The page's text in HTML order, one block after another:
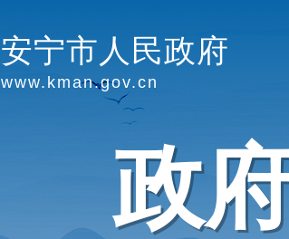
安宁市人民政府
www.kman.gov.cn
政